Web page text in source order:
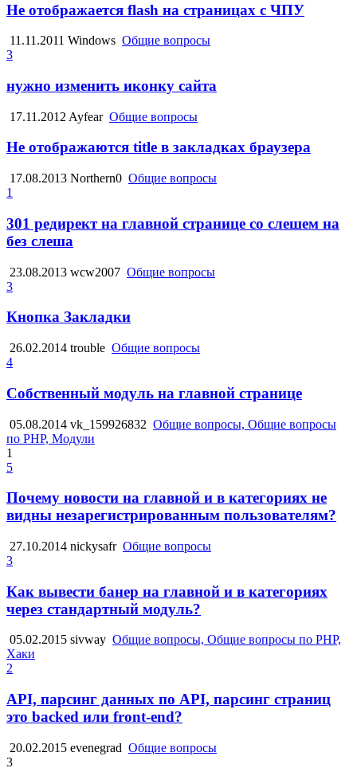
Не отображается flash на страницах с ЧПУ
11.11.2011 Windows Общие вопросы
3
нужно изменить иконку сайта
17.11.2012 Ayfear Общие вопросы
Не отображаются title в закладках браузера
17.08.2013 Northern0 Общие вопросы
1
301 редирект на главной странице со слешем на
без слеша
23.08.2013 wcw2007 Общие вопросы
3
Кнопка Закладки
26.02.2014 trouble Общие вопросы
4
Собственный модуль на главной странице
05.08.2014 vk_159926832 Общие вопросы, Общие вопросы
по PHP, Модули
1
5
Почему новости на главной и в категориях не
видны незарегистрированным пользователям?
27.10.2014 nickysafr Общие вопросы
3
Как вывести банер на главной и в категориях
через стандартный модуль?
05.02.2015 sivway Общие вопросы, Общие вопросы по PHP,
Хаки
2
API, парсинг данных по API, парсинг страниц
это backed или front-end?
20.02.2015 evenegrad Общие вопросы
3